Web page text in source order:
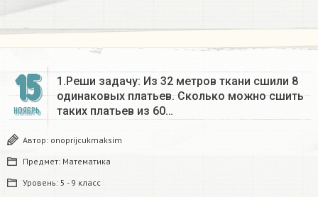
15
НОЯБРЬ
1.Реши задачу: Из 32 метров ткани сшили 8
одинаковых платьев. Сколько можно сшить
таких платьев из 60…
Автор: onoprijcukmaksim
Предмет: Математика
Уровень: 5 - 9 класс